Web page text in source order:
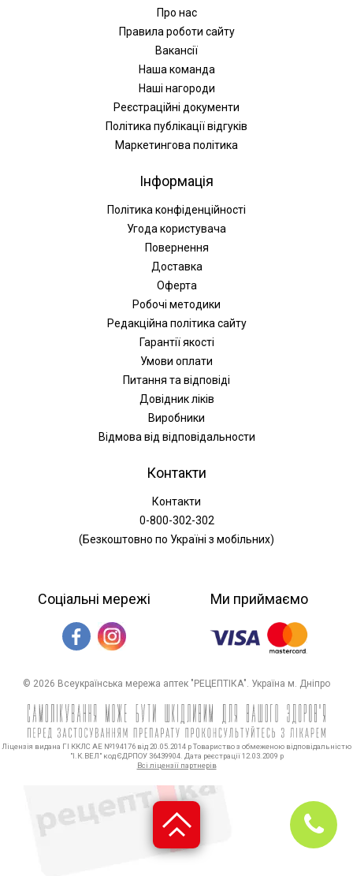
Про нас
Правила роботи сайту
Вакансії
Наша команда
Наші нагороди
Реєстраційні документи
Політика публікації відгуків
Маркетингова політика
Інформація
Політика конфіденційності
Угода користувача
Повернення
Доставка
Оферта
Робочі методики
Редакційна політика сайту
Гарантії якості
Умови оплати
Питання та відповіді
Довідник ліків
Виробники
Відмова від відповідальности
Контакти
Контакти
0-800-302-302
(Безкоштовно по Україні з мобільних)
Соціальні мережі Ми приймаємо
© 2026 Всеукраїнська мережа аптек "РЕЦЕПТІКА". Україна м. Дніпро
Ліцензія видана ГІ ККЛС АЕ №194176 від 20.05.2014 р Товариство з обмеженою відповідальністю
"І.К.ВЕЛ" код ЄДРПОУ 36439904. Дата реєстрації 12.03.2009 р
Всі ліцензії партнерів